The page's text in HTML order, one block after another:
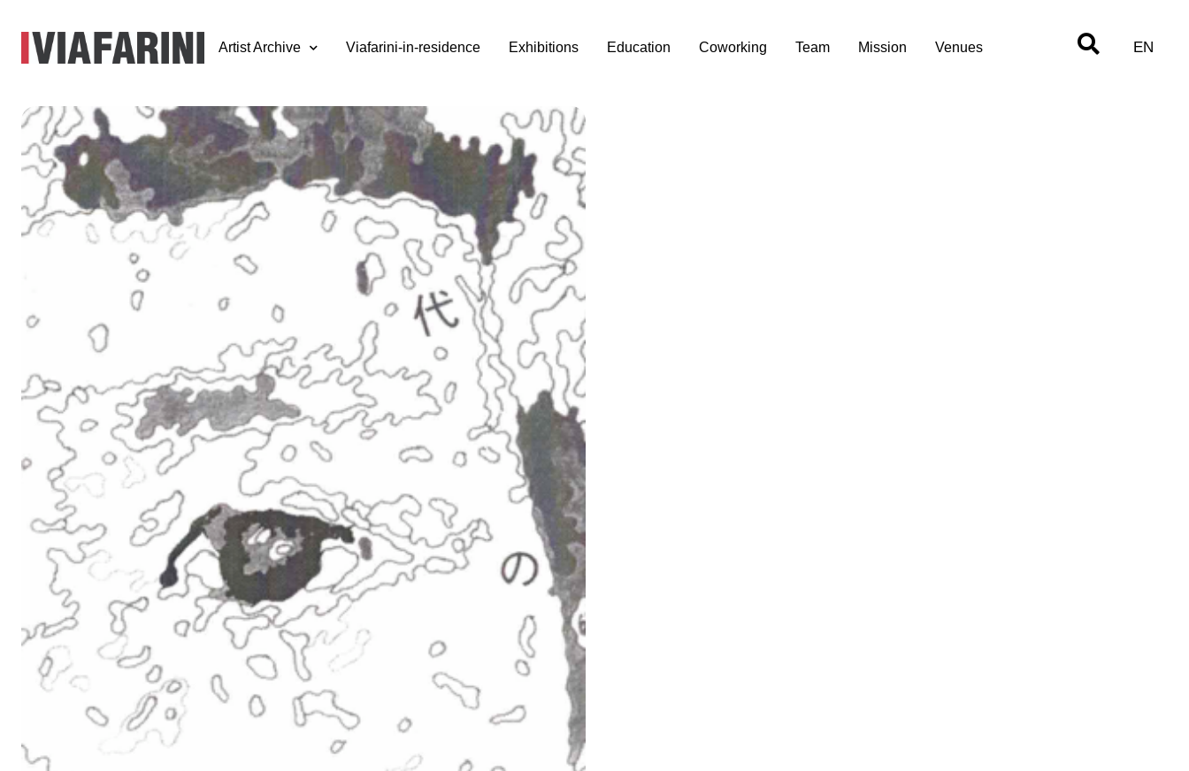
Artist Archive Viafarini-in-residence Exhibitions Education Coworking Team Mission Venues EN
Yumi Karasumaru,
Modern Crimes
8 - 28 febbraio 1999
a cura di Francesca Pasini
“Modern crimes”, questo è il tema della mostra diYumi Karasumaru, una artista
giapponese che vive in Italia da dieci anni. Dipinti e fotografie non sono caratterizzati
dalle tinte forti con cui i media trattano questi argomenti, ma da una varietà di toni a
volte luminosi, vivaci, a volte calmi, opachi. Non c’è l’orrore su cui non si può fissare la
sguardo, ma la visione delle complicità culturali, sociali che legano alla storia la
coscienza personale di ognuno.
"Quali sono i crimini moderni su cui indaga Yumi? Hiroshima e Nagasaki; la minaccia
del gas nervino a Tokyo; l’omologazione globale che il Giappone e tutti i paesi a
economia forte dell’Occidente stanno perseguendo.
Sia i dipinti che le foto nascono dalla sovrapposizione di un’identità sull’altra: ora la
figura di alcuni feriti dalla bomba si fonde al disegno del fungo atomico; ora è quella di
Yumi stessa, che sovrappone al proprio viso l’immagine di giocattoli, personaggi dei
racconti infantili, supereroi, mentre in una performance si proietta sul corpo le sue foto e
i suoi dipinti. C’è un filo che collega la bomba atomica con la progressiva e velocissima
perdita di un’identità collettiva, colpita dal “fuoco” del consumo che sta distruggendo le
tradizioni individuali, familiari, storiche del Giappone.
Sono crimini moderni di portata diversa nell’impeto di distruzione, ma non nel
progressivo indebolimento dell’identità. Bambole, fumetti, supereroi diventano simbolo